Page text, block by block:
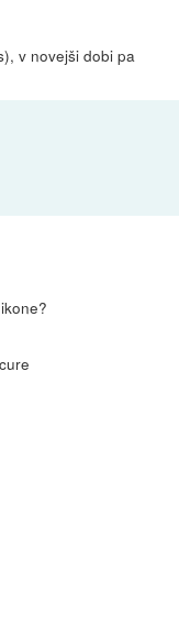
v novejši dobi pa